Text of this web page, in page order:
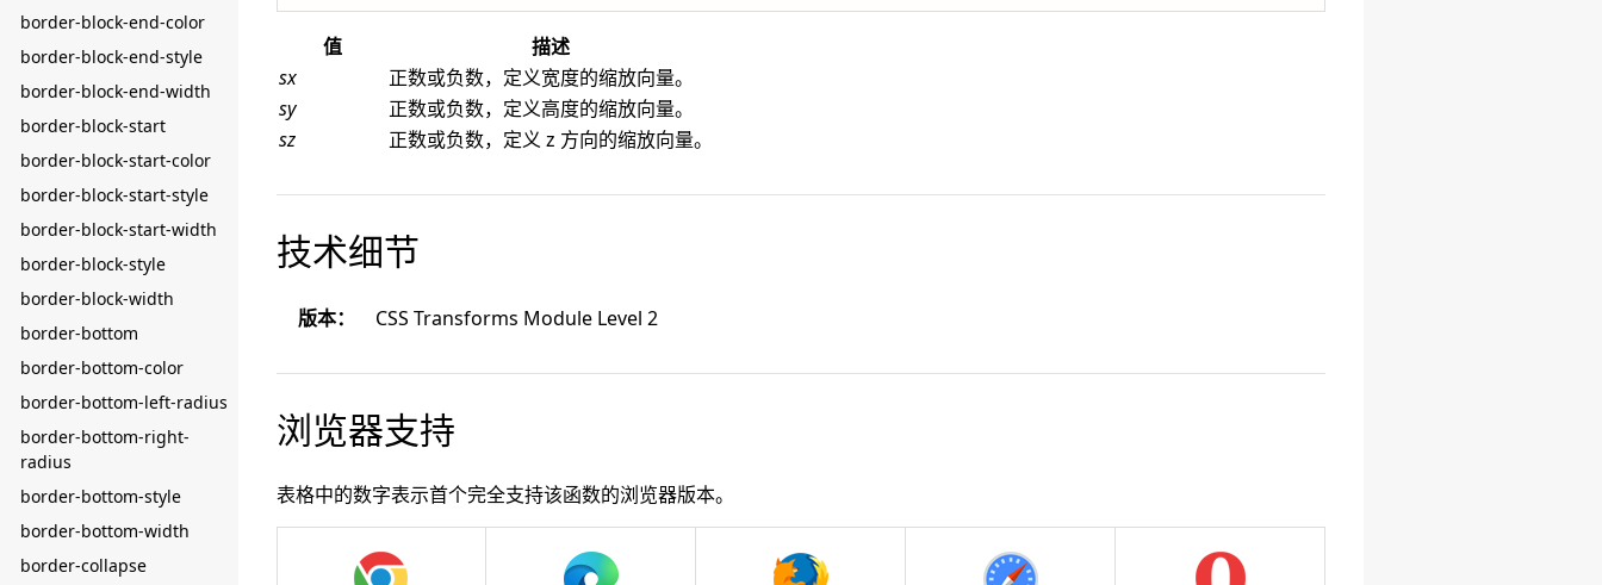
border-block-end-color
border-block-end-style
border-block-end-width
border-block-start
border-block-start-color
border-block-start-style
border-block-start-width
border-block-style
border-block-width
border-bottom
border-bottom-color
border-bottom-left-radius
border-bottom-right-
radius
border-bottom-style
border-bottom-width
border-collapse
值
描述
sx
正数或负数，定义宽度的缩放向量。
sy
正数或负数，定义高度的缩放向量。
sz
正数或负数，定义 z 方向的缩放向量。
技术细节
版本： CSS Transforms Module Level 2
浏览器支持
表格中的数字表示首个完全支持该函数的浏览器版本。